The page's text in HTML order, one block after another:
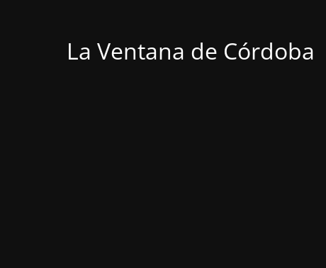
La Ventana de Córdoba